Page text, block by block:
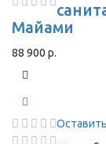
Майами
88 900 р.